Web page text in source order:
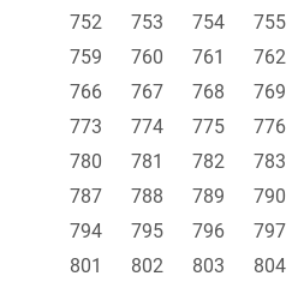
752
753 754 755
759
760 761 762
766
767 768 769
773
774 775 776
780
781 782 783
787
788 789 790
794
795 796 797
801
802 803 804